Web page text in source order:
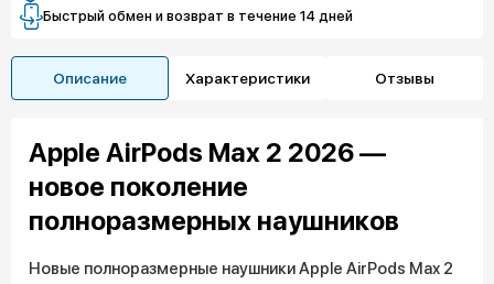
Быстрый обмен и возврат в течение 14 дней
Описание Характеристики Отзывы
Apple AirPods Max 2 2026 —
новое поколение
полноразмерных наушников
Новые полноразмерные наушники Apple AirPods Max 2